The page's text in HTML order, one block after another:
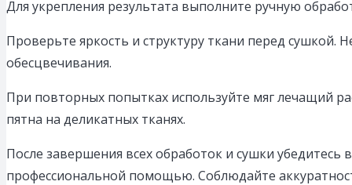
Для укрепления результата выполните ручную
Проверьте яркость и структуру ткани перед
обесцвечивания.
При повторных попытках используйте мяг лечащий
пятна на деликатных тканях.
После завершения всех обработок и сушки
профессиональной помощью. Соблюдайте